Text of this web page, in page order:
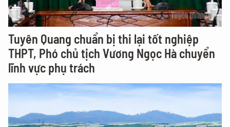
Tuyên Quang chuẩn bị thi lại tốt nghiệp
THPT, Phó chủ tịch Vương Ngọc Hà chuyển
lĩnh vực phụ trách